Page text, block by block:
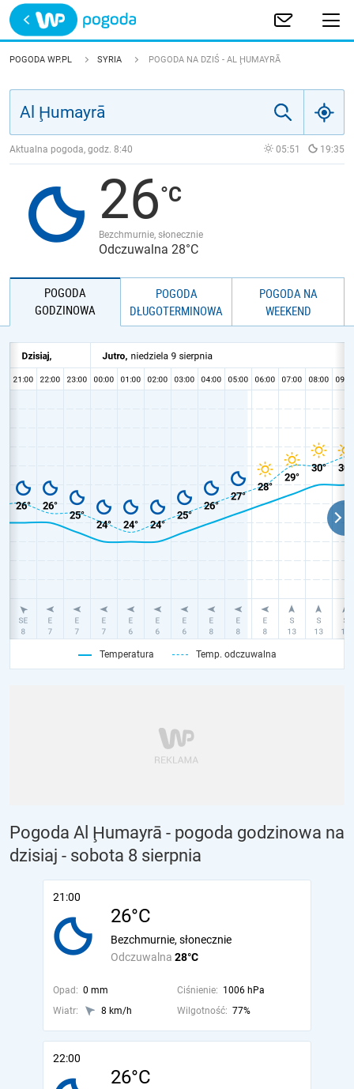
Trwa ładowanie
POLSKA
JAKOŚĆ POWIETRZA
POGODA WP.PL SYRIA POGODA NA DZIŚ - AL ḨUMAYRĀ
Aktualna pogoda, godz. 8:40 05:51 19:35
26
Bezchmurnie, słonecznie
Odczuwalna 28°C
POGODA
GODZINOWA
POGODA
DŁUGOTERMINOWA
POGODA NA
WEEKEND
Temperatura Temp. odczuwalna
Pogoda Al Ḩumayrā - pogoda godzinowa na
dzisiaj - sobota 8 sierpnia
21:00
26°C
Odczuwalna 28°C
Bezchmurnie, słonecznie
Opad: 0 mm Ciśnienie: 1006 hPa
Wiatr:
8 km/h Wilgotność: 77%
22:00
26°C